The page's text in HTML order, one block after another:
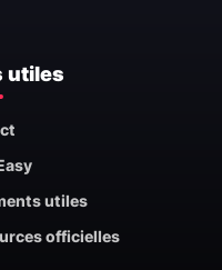
utiles
utiles
officielles